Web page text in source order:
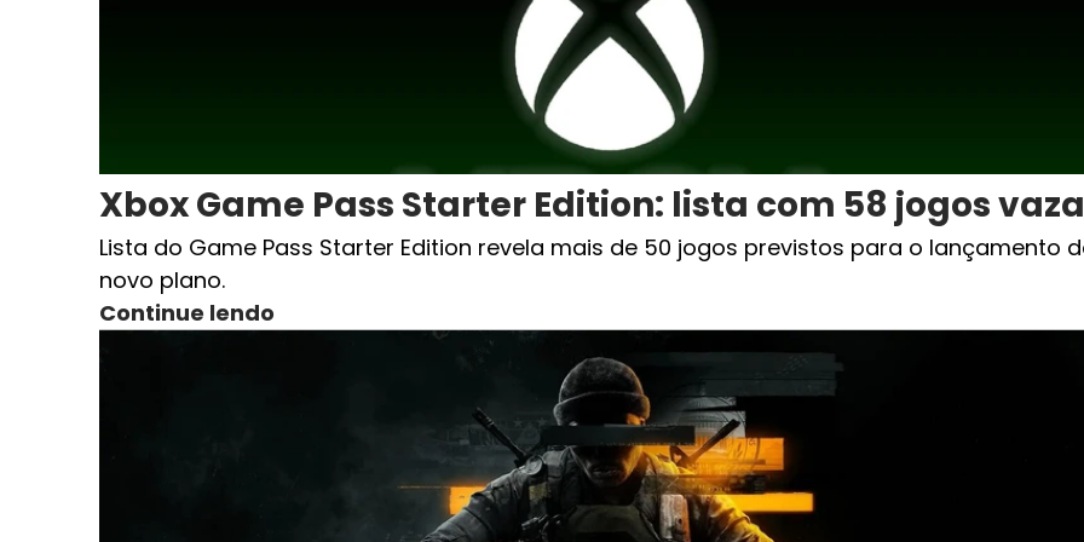
Xbox Game Pass Starter Edition: lista com 58 jogos vaza
Lista do Game Pass Starter Edition revela mais de 50 jogos previstos para o lançamento
novo plano.
Continue lendo